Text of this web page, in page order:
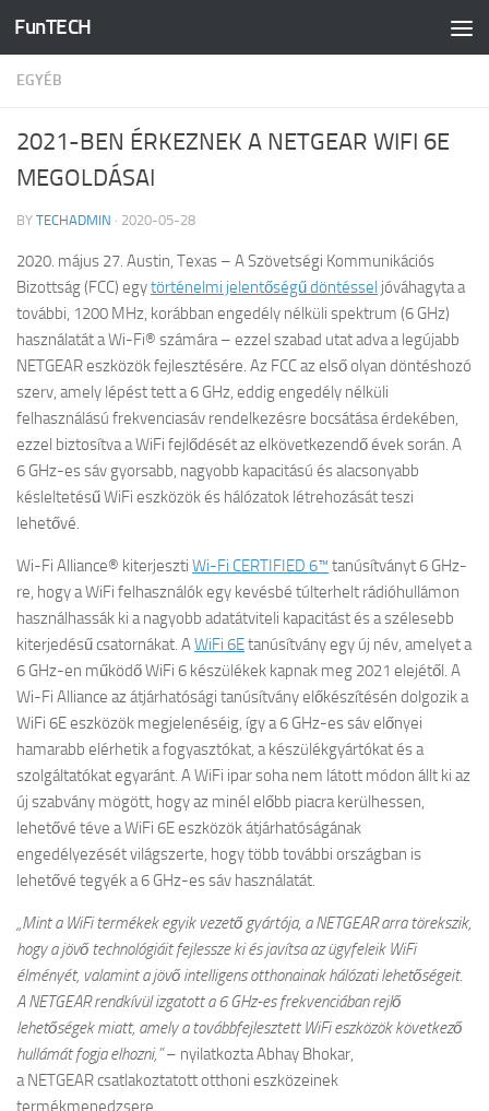
Skip to content
FunTECH
EGYÉB
2021-BEN ÉRKEZNEK A NETGEAR WIFI 6E
MEGOLDÁSAI
BY TECHADMIN · 2020-05-28
2020. május 27. Austin, Texas – A Szövetségi Kommunikációs
Bizottság (FCC) egytörténelmi jelentőségű döntéssel jóváhagyta a
további, 1200 MHz, korábban engedély nélküli spektrum (6 GHz)
használatát a Wi-Fi® számára – ezzel szabad utat adva a legújabb
NETGEAR eszközök fejlesztésére. Az FCC az első olyan döntéshozó
szerv, amely lépést tett a 6 GHz, eddig engedély nélküli
felhasználású frekvenciasáv rendelkezésre bocsátása érdekében,
ezzel biztosítva a WiFi fejlődését az elkövetkezendő évek során. A
6 GHz-es sáv gyorsabb, nagyobb kapacitású és alacsonyabb
késleltetésű WiFi eszközök és hálózatok létrehozását teszi
lehetővé.
Wi-Fi Alliance® kiterjeszti Wi-Fi CERTIFIED 6™ tanúsítványt 6 GHz-
re, hogy a WiFi felhasználók egy kevésbé túlterhelt rádióhullámon
használhassák ki a nagyobb adatátviteli kapacitást és a szélesebb
kiterjedésű csatornákat. AWiFi 6Etanúsítvány egy új név, amelyet a
6 GHz-en működő WiFi 6 készülékek kapnak meg 2021 elejétől. A
Wi-Fi Alliance az átjárhatósági tanúsítvány előkészítésén dolgozik a
WiFi 6E eszközök megjelenéséig, így a 6 GHz-es sáv előnyei
hamarabb elérhetik a fogyasztókat, a készülékgyártókat és a
szolgáltatókat egyaránt. A WiFi ipar soha nem látott módon állt ki az
új szabvány mögött, hogy az minél előbb piacra kerülhessen,
lehetővé téve a WiFi 6E eszközök átjárhatóságának
engedélyezését világszerte, hogy több további országban is
lehetővé tegyék a 6 GHz-es sáv használatát.​​​​​​​
„Mint a WiFi termékek egyik vezető gyártója, a NETGEAR arra törekszik,
hogy a jövő technológiáit fejlessze ki és javítsa az ügyfeleik WiFi
élményét, valamint a jövő intelligens otthonainak hálózati lehetőségeit.
A NETGEAR rendkívül izgatott a 6 GHz-es frekvenciában rejlő
lehetőségek miatt, amely a továbbfejlesztett WiFi eszközök következő
hullámát fogja elhozni,”– nyilatkozta Abhay Bhokar,
a NETGEAR csatlakoztatott otthoni eszközeinek
termékmenedzsere.